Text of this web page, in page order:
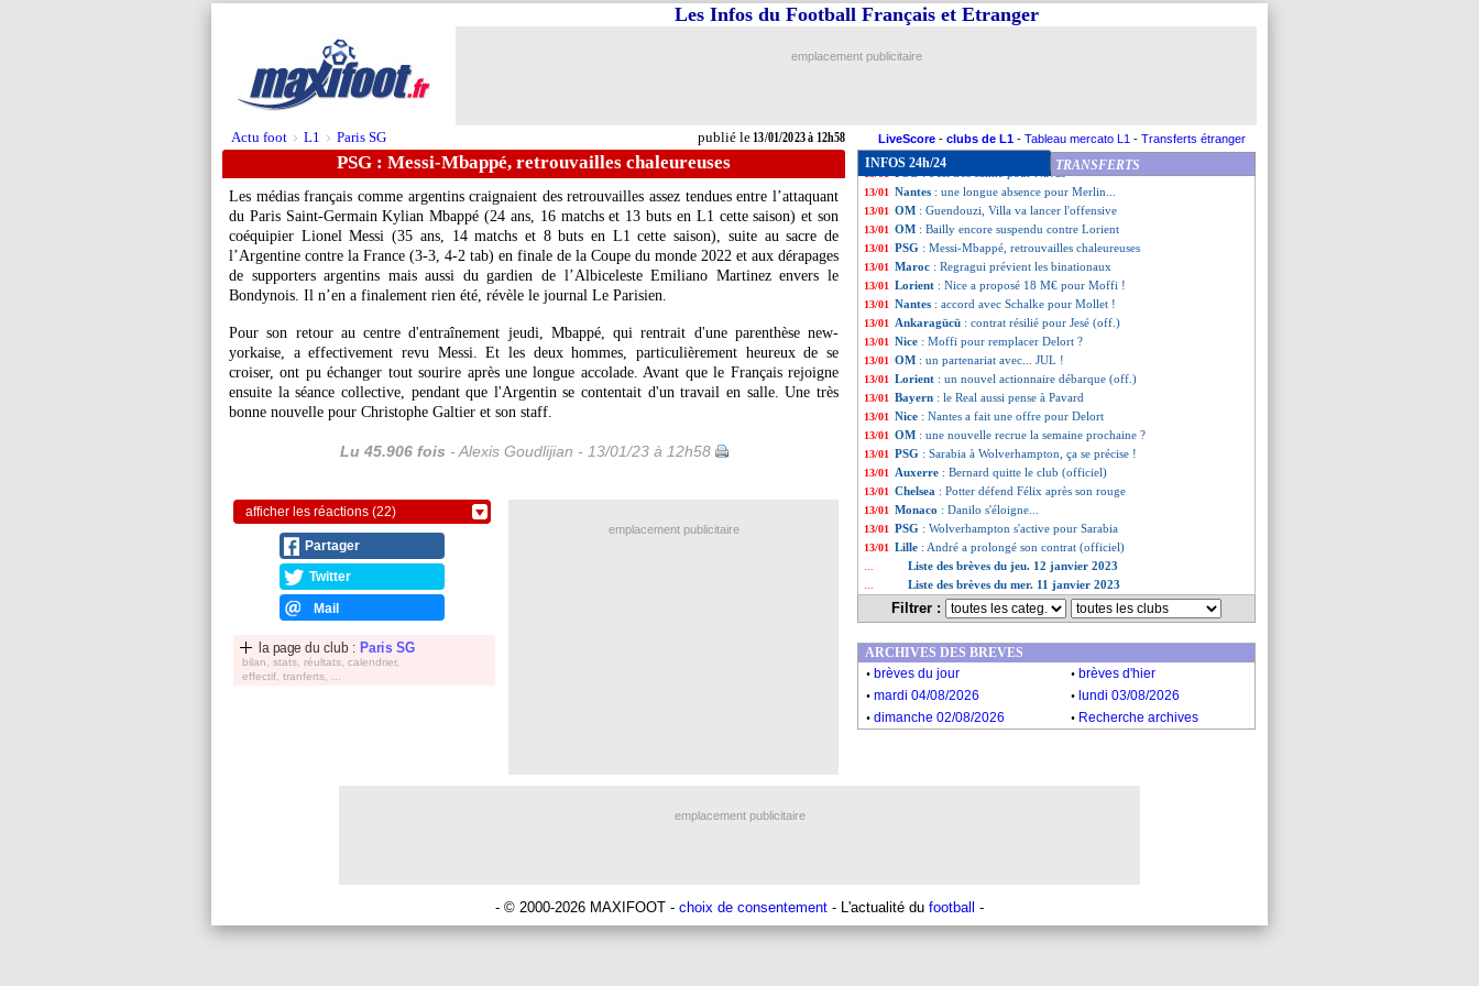
Actu foot > L1 > Paris SG publié le13/01/2023 à 12h58
Les Infos du Football Français et Etranger
emplacement publicitaire
LiveScore - clubs de L1 - Tableau mercato L1 - Transferts étranger
PSG : Messi-Mbappé, retrouvailles chaleureuses
Les médias français comme argentins craignaient des retrouvailles assez tendues entre l’attaquant
du Paris Saint-Germain Kylian Mbappé (24 ans, 16 matchs et 13 buts en L1 cette saison) et son
coéquipier Lionel Messi (35 ans, 14 matchs et 8 buts en L1 cette saison), suite au sacre de
l’Argentine contre la France (3-3, 4-2 tab) en finale de la Coupe du monde 2022 et aux dérapages
de supporters argentins mais aussi du gardien de l’Albiceleste Emiliano Martinez envers le
Bondynois. Il n’en a finalement rien été, révèle le journal Le Parisien.
Pour son retour au centre d'entraînement jeudi, Mbappé, qui rentrait d'une parenthèse new-
yorkaise, a effectivement revu Messi. Et les deux hommes, particulièrement heureux de se
croiser, ont pu échanger tout sourire après une longue accolade. Avant que le Français rejoigne
ensuite la séance collective, pendant que l'Argentin se contentait d'un travail en salle. Une très
bonne nouvelle pour Christophe Galtier et son staff.
Lu 45.906 fois - Alexis Goudlijian - 13/01/23 à 12h58
afficher les réactions (22)
Partager
Twitter
Mail
la page du club : Paris SG
bilan, stats, réultats, calendrier,
effectif, tranferts, ...
INFOS 24h/24 TRANSFERTS
13/01 EdF: Zidane-Deschamps, un "respect mutuel"
13/01 Lyon: Nantes pense à Da Silva
13/01 Nice: le club retient Todibo
13/01 Man City: Mendy, le club réagit au verdict
13/01 Justice: Mendy reconnu non-coupable de 6 viols
: c'est très calme pour Navas
13/01 Nantes : une longue absence pour Merlin...
13/01 OM : Guendouzi, Villa va lancer l'offensive
13/01 OM : Bailly encore suspendu contre Lorient
13/01 PSG : Messi-Mbappé, retrouvailles chaleureuses
13/01 Maroc : Regragui prévient les binationaux
13/01 Lorient : Nice a proposé 18 M€ pour Moffi !
13/01 Nantes : accord avec Schalke pour Mollet !
13/01 Ankaragücü : contrat résilié pour Jesé (off.)
13/01 Nice : Moffi pour remplacer Delort ?
13/01 OM : un partenariat avec... JUL !
13/01 Lorient : un nouvel actionnaire débarque (off.)
13/01 Bayern : le Real aussi pense à Pavard
13/01 Nice : Nantes a fait une offre pour Delort
13/01 OM : une nouvelle recrue la semaine prochaine ?
13/01 PSG : Sarabia à Wolverhampton, ça se précise !
13/01 Auxerre : Bernard quitte le club (officiel)
13/01 Chelsea : Potter défend Félix après son rouge
13/01 Monaco : Danilo s'éloigne...
13/01 PSG : Wolverhampton s'active pour Sarabia
13/01 Lille : André a prolongé son contrat (officiel)
Liste des brèves du jeu. 12 janvier 2023
Liste des brèves du mer. 11 janvier 2023
Filtrer :
emplacement publicitaire
ARCHIVES DES BREVES
. brèves du jour . brèves d'hier
. mardi 04/08/2026 . lundi 03/08/2026
. dimanche 02/08/2026 . Recherche archives
emplacement publicitaire
- © 2000-2026 MAXIFOOT - choix de consentement - L'actualité du football -